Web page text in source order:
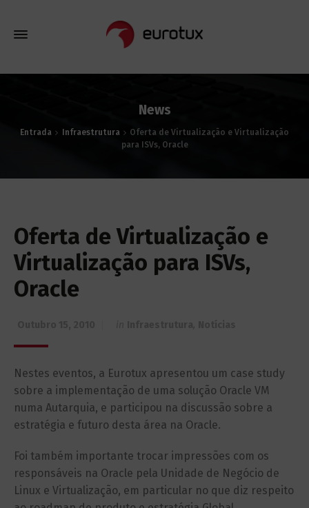
News
Entrada Infraestrutura
Oferta de Virtualização e Virtualização
para ISVs, Oracle
Oferta de Virtualização e
Virtualização para ISVs,
Oracle
Nestes eventos, a Eurotux apresentou um case study
sobre a implementação de uma solução Oracle VM
numa Autarquia, e participou na discussão sobre a
estratégia e futuro desta área na Oracle.
Foi também importante trocar impressões com os
responsáveis na Oracle pela Unidade de Negócio de
Linux e Virtualização, em particular no que diz respeito